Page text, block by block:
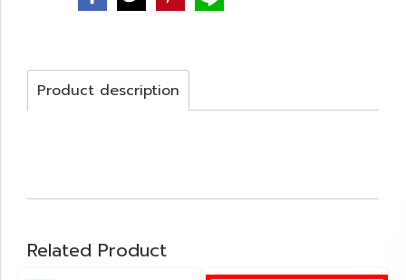
Product description
Related Product